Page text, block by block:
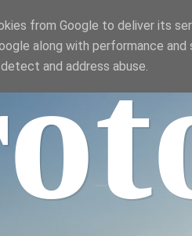
from Google to deliver its
along with performance
and address abuse.